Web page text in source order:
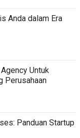
Anda dalam Era
Untuk
Perusahaan
Panduan Startup